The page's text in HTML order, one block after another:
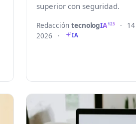
superior con seguridad.
RedaccióntecnologIA123 ·
2026
· IA